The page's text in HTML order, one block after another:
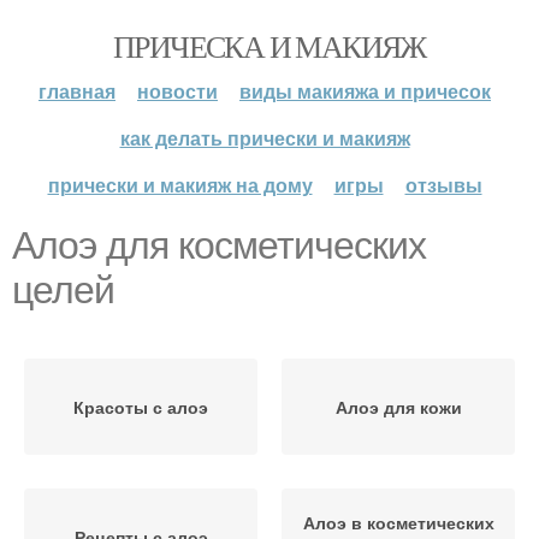
ПРИЧЕСКА И МАКИЯЖ
главная новости
виды макияжа и причесок
как делать прически и макияж
прически и макияж на дому
игры отзывы
Алоэ для косметических
целей
Красоты с алоэ Алоэ для кожи
Алоэ в косметических